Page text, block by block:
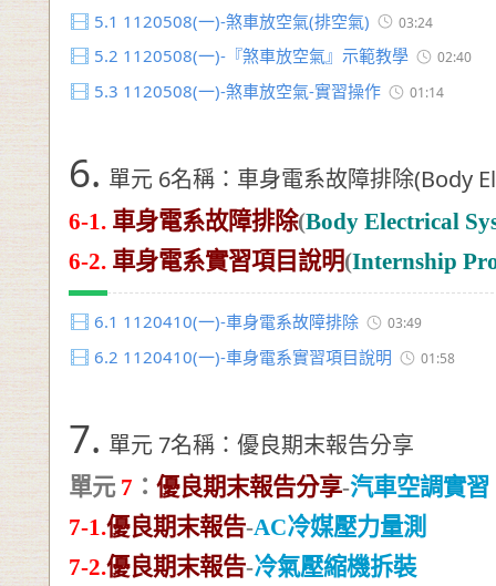
5.1 1120508(一)-煞車放空氣(排空氣) 03:24
5.2 1120508(一)-『煞車放空氣』示範教學 02:40
5.3 1120508(一)-煞車放空氣-實習操作 01:14
6. 單元 6名稱：車身電系故障排除(Body
6-1. 車身電系故障排除(Body Electrical
6-2. 車身電系實習項目說明(Internship
6.1 1120410(一)-車身電系故障排除 03:49
6.2 1120410(一)-車身電系實習項目說明 01:58
7. 單元 7名稱：優良期末報告分享
單元 7 ： 優良期末報告分享-汽車空調實習
7-1.優良期末報告-AC冷媒壓力量測
7-2.優良期末報告-冷氣壓縮機拆裝